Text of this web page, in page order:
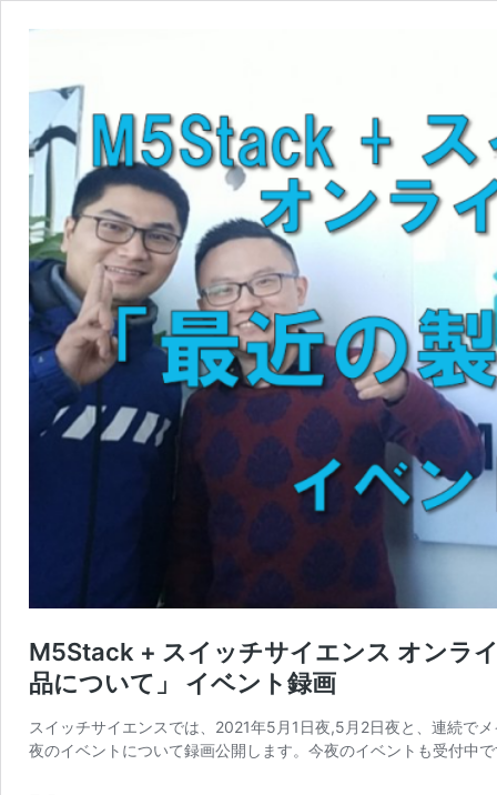
M5Stack + スイッチサイエンス オンラ
品について」 イベント録画
スイッチサイエンスでは、2021年5月1日夜,5月2日夜と、連続で
夜のイベントについて録画公開します。今夜のイベントも受付中